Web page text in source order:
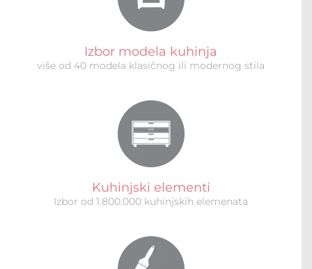
Izbor modela kuhinja
više od 40 modela klasičnog ili modernog stila
Kuhinjski elementi
Izbor od 1.800.000 kuhinjskih elemenata